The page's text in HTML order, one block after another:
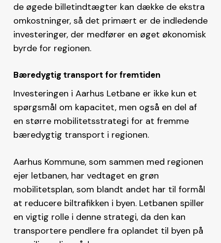
de øgede billetindtægter kan dække de ekstra
omkostninger, så det primært er de indledende
investeringer, der medfører en øget økonomisk
byrde for regionen​.
Bæredygtig transport for fremtiden
Investeringen i Aarhus Letbane er ikke kun et
spørgsmål om kapacitet, men også en del af
en større mobilitetsstrategi for at fremme
bæredygtig transport i regionen.
Aarhus Kommune, som sammen med regionen
ejer letbanen, har vedtaget en grøn
mobilitetsplan, som blandt andet har til formål
at reducere biltrafikken i byen. Letbanen spiller
en vigtig rolle i denne strategi, da den kan
transportere pendlere fra oplandet til byen på